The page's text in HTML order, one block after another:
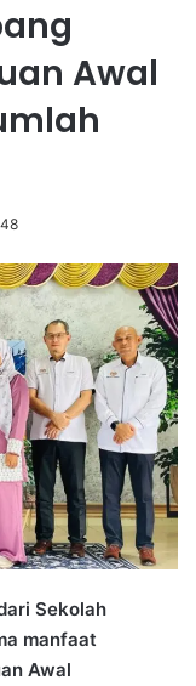
Awal
48
Sekolah
manfaat
Awal